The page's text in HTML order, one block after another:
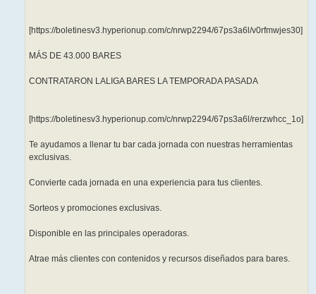
[https://boletinesv3.hyperionup.com/c/nrwp2294/67ps3a6l/v0rfmwjes30]
MÁS DE 43.000 BARES
CONTRATARON LALIGA BARES LA TEMPORADA PASADA
[https://boletinesv3.hyperionup.com/c/nrwp2294/67ps3a6l/rerzwhcc_1o]
Te ayudamos a llenar tu bar cada jornada con nuestras herramientas
exclusivas.
Convierte cada jornada en una experiencia para tus clientes.
Sorteos y promociones exclusivas.
Disponible en las principales operadoras.
Atrae más clientes con contenidos y recursos diseñados para bares.